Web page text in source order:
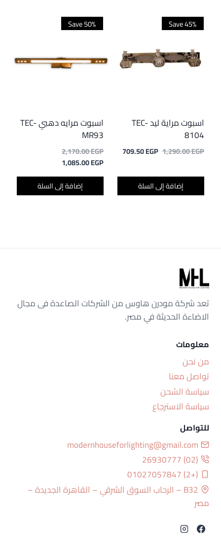
Save 45%
اسبوت مراية ليد TEC-
8104
1,290.00EGP
السعر
هو:
1,290.00 EGP.
709.50EGP
السعر
الحالي
هو:
إضافة إلى السلة
Save 50%
اسبوت مرايه دهبي TEC-
MR93
2,170.00EGP
هو:
2,170.00 EGP.
1,085.00EGP
الحالي
هو:
1,085.00 EGP.
إضافة إلى السلة
تعد شركة مودرن هاوس من الشركات الصاعدة فى مجال
الاضاءة الحديثة في مصر.
معلومات
من نحن
تواصل معنا
سياسة الشحن
سياسة الاسترجاع
للتواصل
modernhouseforlighting@gmail.com
(02) 26930777
(+2) 01027057847
B32 – الرحاب السوق الشرقي – القاهرة الجديدة –
مصر